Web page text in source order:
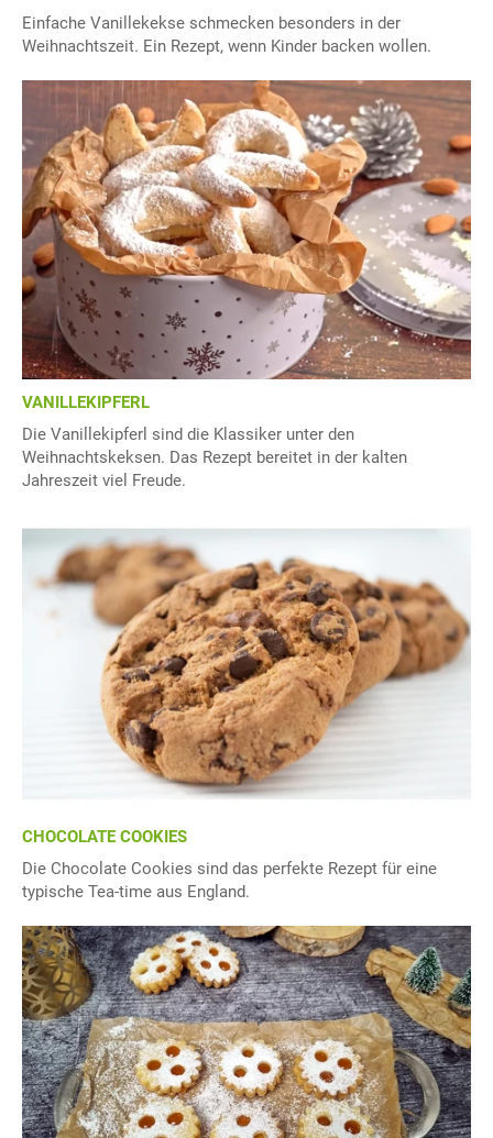
Einfache Vanillekekse schmecken besonders in der
Weihnachtszeit. Ein Rezept, wenn Kinder backen wollen.
VANILLEKIPFERL
Die Vanillekipferl sind die Klassiker unter den
Weihnachtskeksen. Das Rezept bereitet in der kalten
Jahreszeit viel Freude.
CHOCOLATE COOKIES
Die Chocolate Cookies sind das perfekte Rezept für eine
typische Tea-time aus England.